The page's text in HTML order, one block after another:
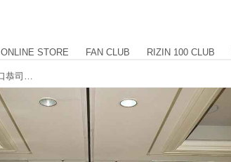
ONLINE STORE FAN CLUB RIZIN 100 CLUB